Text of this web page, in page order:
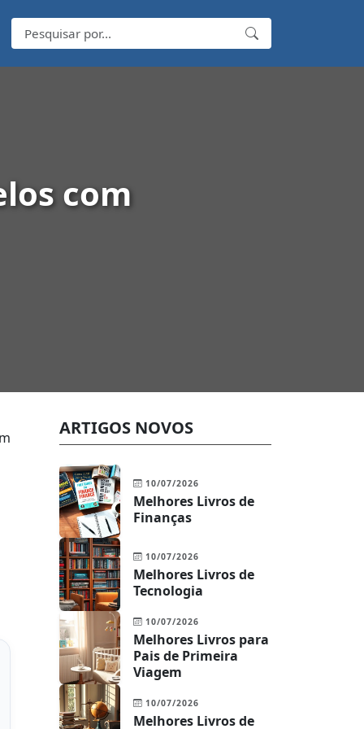
com
ARTIGOS NOVOS
10/07/2026
Melhores Livros de
Finanças
10/07/2026
Melhores Livros de
Tecnologia
10/07/2026
Melhores Livros para
Pais de Primeira
Viagem
10/07/2026
Melhores Livros de